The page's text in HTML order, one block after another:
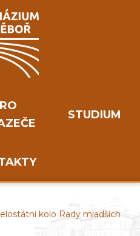
STUDIUM
kolo Rady mladších